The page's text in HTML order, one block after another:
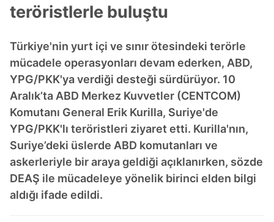
teröristlerle buluştu
Türkiye'nin yurt içi ve sınır ötesindeki terörle
mücadele operasyonları devam ederken, ABD,
YPG/PKK'ya verdiği desteği sürdürüyor. 10
Aralık’ta ABD Merkez Kuvvetler (CENTCOM)
Komutanı General Erik Kurilla, Suriye'de
YPG/PKK'lı teröristleri ziyaret etti. Kurilla'nın,
Suriye’deki üslerde ABD komutanları ve
askerleriyle bir araya geldiği açıklanırken, sözde
DEAŞ ile mücadeleye yönelik birinci elden bilgi
aldığı ifade edildi.